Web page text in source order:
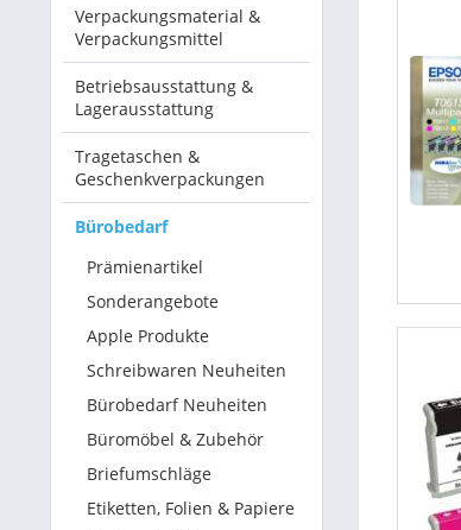
Tragetaschen & Geschenkverpackungen
Bürobedarf
SALE %
Verpackungsmaterial &
Verpackungsmittel
Betriebsausstattung &
Lagerausstattung
Tragetaschen &
Geschenkverpackungen
Bürobedarf
Prämienartikel
Sonderangebote
Apple Produkte
Schreibwaren Neuheiten
Bürobedarf Neuheiten
Büromöbel & Zubehör
Briefumschläge
Etiketten, Folien & Papiere